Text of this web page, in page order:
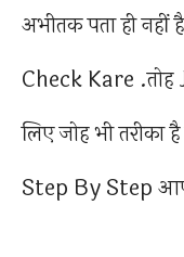
अभीतक पता ही
Check Kare
लिए जोह भी
Step By Step